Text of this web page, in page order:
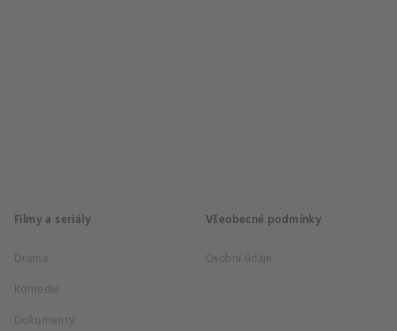
Filmy a seriály
Drama
Komedie
Dokumenty
Všeobecné podmínky
Osobní údaje